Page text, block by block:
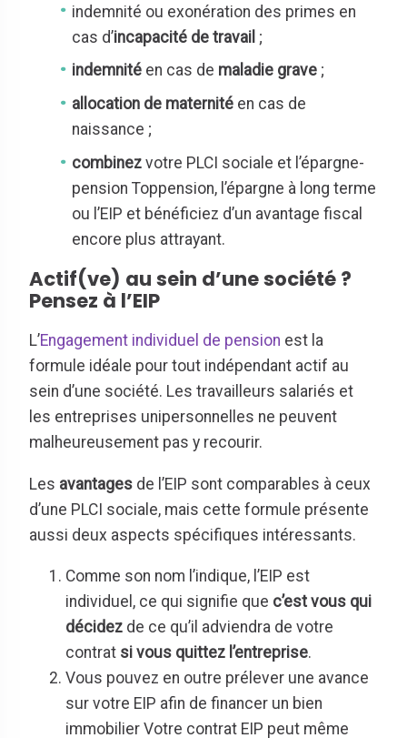
indemnité ou exonération des primes en
cas d’incapacité de travail ;
indemnité en cas de maladie grave ;
allocation de maternité en cas de
naissance ;
combinez votre PLCI sociale et l’épargne-
pension Toppension, l’épargne à long terme
ou l’EIP et bénéficiez d’un avantage fiscal
encore plus attrayant.
Actif(ve) au sein d’une société ?
Pensez à l’EIP
L’Engagement individuel de pension est la
formule idéale pour tout indépendant actif au
sein d’une société. Les travailleurs salariés et
les entreprises unipersonnelles ne peuvent
malheureusement pas y recourir.
Les avantages de l’EIP sont comparables à ceux
d’une PLCI sociale, mais cette formule présente
aussi deux aspects spécifiques intéressants.
Comme son nom l’indique, l’EIP est
individuel, ce qui signifie que c’est vous qui
décidez de ce qu’il adviendra de votre
contrat si vous quittez l’entreprise.
Vous pouvez en outre prélever une avance
sur votre EIP afin de financer un bien
immobilier Votre contrat EIP peut même